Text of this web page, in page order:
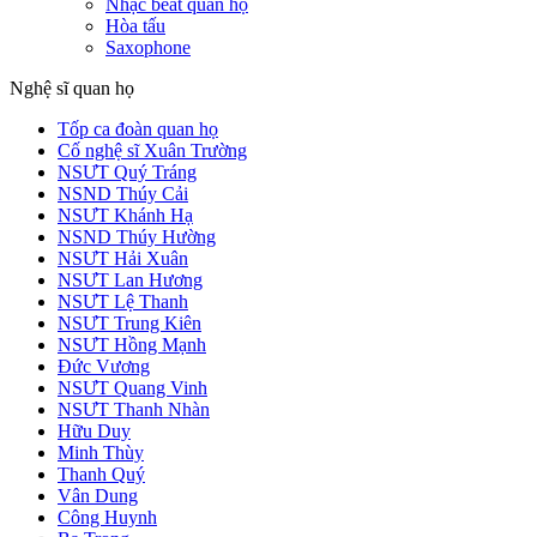
Nhạc beat quan họ
Hòa tấu
Saxophone
Nghệ sĩ quan họ
Tốp ca đoàn quan họ
Cố nghệ sĩ Xuân Trường
NSƯT Quý Tráng
NSND Thúy Cải
NSƯT Khánh Hạ
NSND Thúy Hường
NSƯT Hải Xuân
NSƯT Lan Hương
NSƯT Lệ Thanh
NSƯT Trung Kiên
NSƯT Hồng Mạnh
Đức Vương
NSƯT Quang Vinh
NSƯT Thanh Nhàn
Hữu Duy
Minh Thùy
Thanh Quý
Vân Dung
Công Huynh